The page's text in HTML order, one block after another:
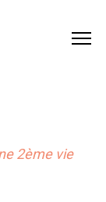
2ème vie